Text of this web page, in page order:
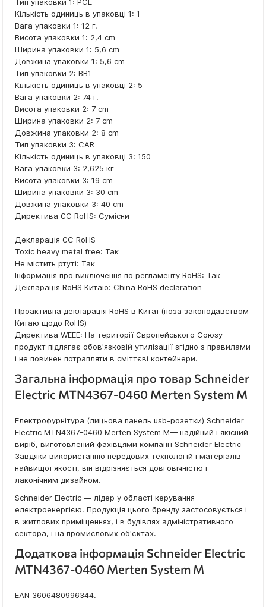
Тип упаковки 1: PCE
Кількість одиниць в упаковці 1: 1
Вага упаковки 1: 12 г.
Висота упаковки 1: 2,4 cm
Ширина упаковки 1: 5,6 cm
Довжина упаковки 1: 5,6 cm
Тип упаковки 2: BB1
Кількість одиниць в упаковці 2: 5
Вага упаковки 2: 74 г.
Висота упаковки 2: 7 cm
Ширина упаковки 2: 7 cm
Довжина упаковки 2: 8 cm
Тип упаковки 3: CAR
Кількість одиниць в упаковці 3: 150
Вага упаковки 3: 2,625 кг
Висота упаковки 3: 19 cm
Ширина упаковки 3: 30 cm
Довжина упаковки 3: 40 cm
Директива ЄС RoHS: Сумісни
Декларація ЄС RoHS
Toxic heavy metal free: Так
Не містить ртуті: Так
Інформація про виключення по регламенту RoHS: Так
Декларація RoHS Китаю: China RoHS declaration
Проактивна декларація RoHS в Китаї (поза законодавством
Китаю щодо RoHS)
Директива WEEE: На території Європейського Союзу
продукт підлягає обов'язковій утилізації згідно з правилами
і не повинен потрапляти в сміттєві контейнери.
Загальна інформація про товар Schneider
Electric MTN4367-0460 Merten System M
Електрофурнітура (лицьова панель usb-розетки) Schneider
Electric MTN4367-0460 Merten System M— надійний і якісний
виріб, виготовлений фахівцями компанії Schneider Electric
Завдяки використанню передових технологій і матеріалів
найвищої якості, він відрізняється довговічністю і
лаконічним дизайном.
Schneider Electric — лідер у області керування
електроенергією. Продукція цього бренду застосовується і
в житлових приміщеннях, і в будівлях адміністративного
сектора, і на промислових об'єктах.
Додаткова інформація Schneider Electric
MTN4367-0460 Merten System M
EAN 3606480996344.